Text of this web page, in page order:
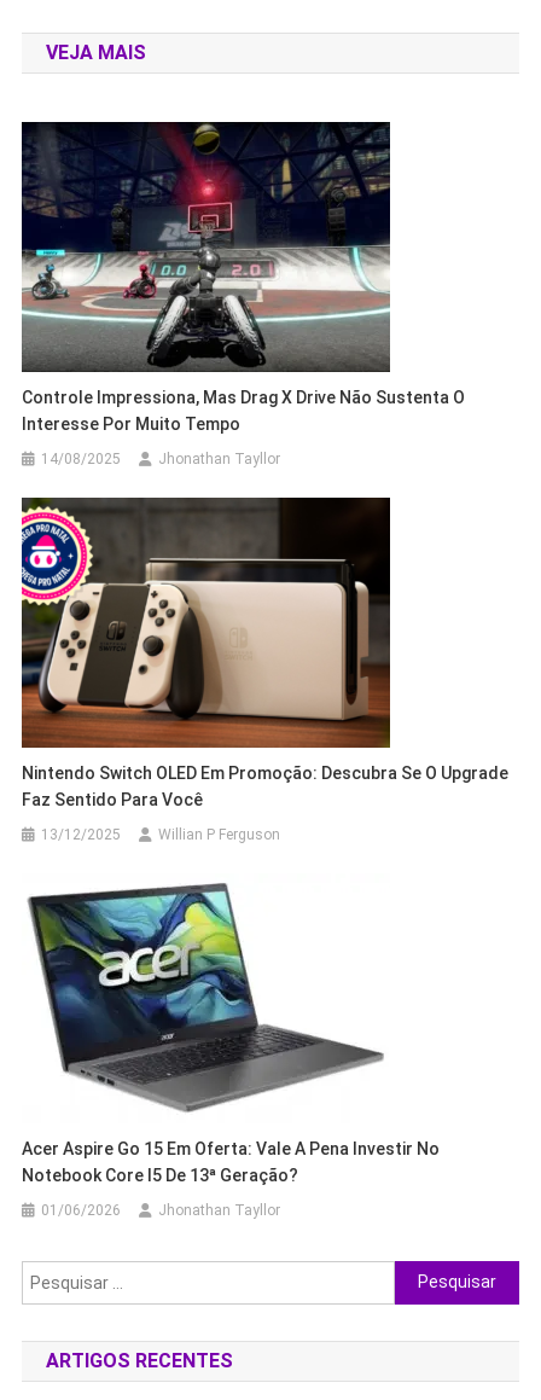
de
Post
VEJA MAIS
Controle Impressiona, Mas Drag X Drive Não Sustenta O
Interesse Por Muito Tempo
14/08/2025 Jhonathan Tayllor
Nintendo Switch OLED Em Promoção: Descubra Se O Upgrade
Faz Sentido Para Você
13/12/2025 Willian P Ferguson
Acer Aspire Go 15 Em Oferta: Vale A Pena Investir No
Notebook Core I5 De 13ª Geração?
01/06/2026 Jhonathan Tayllor
Pesquisar
por:
ARTIGOS RECENTES